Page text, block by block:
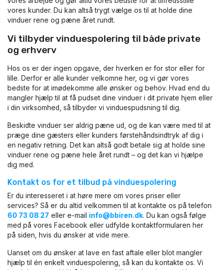
vores kunder. Du kan altså trygt vælge os til at holde dine
vinduer rene og pæne året rundt.​
Vi tilbyder vinduespolering til både private
og erhverv
Hos os er der ingen opgave, der hverken er for stor eller for
lille. Derfor er alle kunder velkomne her, og vi gør vores
bedste for at imødekomme alle ønsker og behov. Hvad end du
mangler hjælp til at få pudset dine vinduer i dit private hjem eller
i din virksomhed, så tilbyder vi vinduespudsning til dig.
Beskidte vinduer ser aldrig pæne ud, og de kan være med til at
præge dine gæsters eller kunders førstehåndsindtryk af dig i
en negativ retning. Det kan altså godt betale sig at holde sine
vinduer rene og pæne hele året rundt – og det kan vi hjælpe
dig med.
​Kontakt os for et tilbud på vinduespolering
Er du interesseret i at høre mere om vores priser eller
services? Så er du altid velkommen til at kontakte os på telefon
60 73 08 27 eller e-mail info@bbiren.dk. Du kan også følge
med på vores Facebook eller udfylde kontaktformularen her
på siden, hvis du ønsker at vide mere.
Uanset om du ønsker at lave en fast aftale eller blot mangler
hjælp til én enkelt vinduespolering, så kan du kontakte os. Vi